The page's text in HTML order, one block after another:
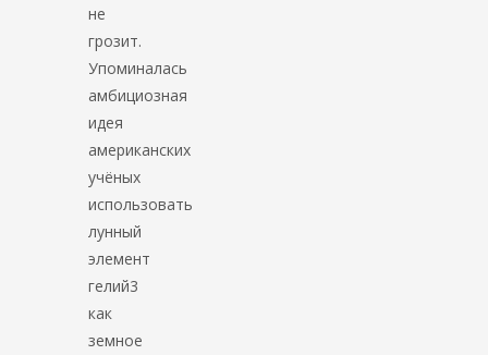
не
грозит.
Упоминалась
амбициозная
идея
американских
учёных
использовать
лунный
элемент
гелий3
как
земное